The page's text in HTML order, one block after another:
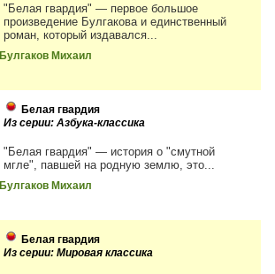
"Белая гвардия" — первое большое
произведение Булгакова и единственный
роман, который издавался...
Булгаков Михаил
Белая гвардия
Из серии: Азбука-классика
"Белая гвардия" — история о "смутной
мгле", павшей на родную землю, это...
Булгаков Михаил
Белая гвардия
Из серии: Мировая классика